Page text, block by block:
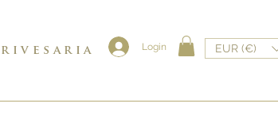
Login EUR (€)